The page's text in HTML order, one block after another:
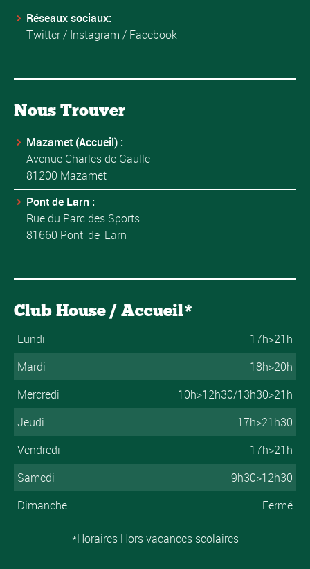
Réseaux sociaux:
Twitter/ Instagram / Facebook
Nous Trouver
Mazamet (Accueil) :
Avenue Charles de Gaulle
81200 Mazamet
Pont de Larn :
Rue du Parc des Sports
81660 Pont-de-Larn
Club House / Accueil*
Lundi
17h>21h
Mardi
18h>20h
Mercredi
10h>12h30/13h30>21h
Jeudi
17h>21h30
Vendredi
17h>21h
Samedi
9h30>12h30
Dimanche
Fermé
*Horaires Hors vacances scolaires